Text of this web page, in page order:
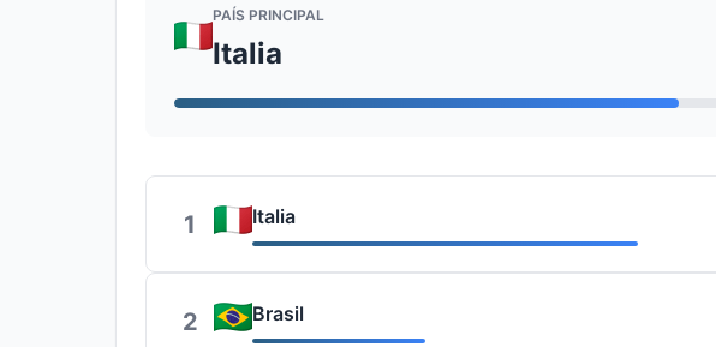
PAÍS PRINCIPAL
Italia
1 Italia
2 Brasil